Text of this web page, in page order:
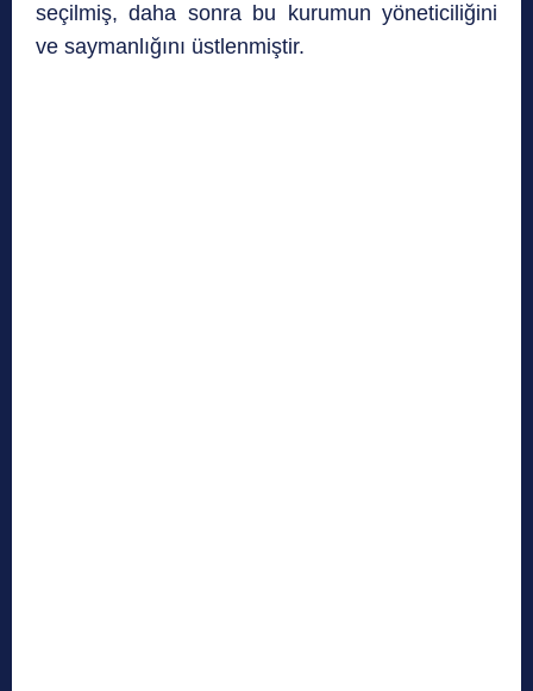
seçilmiş, daha sonra bu kurumun yöneticiliğini
ve saymanlığını üstlenmiştir.